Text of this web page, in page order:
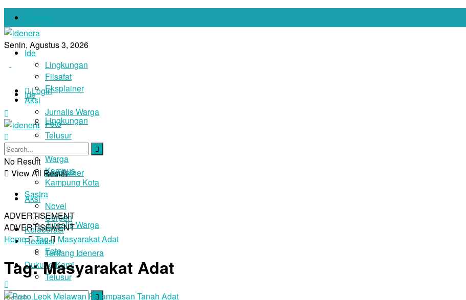
Senin, Agustus 3, 2026
Login
Ide
Lingkungan
Filsafat
Eksplainer
Aksi
Jurnalis Warga
Foto
Telusur
Narasi
Warga
Kampus
Kampung Kota
Sastra
Novel
Cerpen
Kolaborasi
Redaksi
Tentang Idenera
Dukung Kami
Ide
Lingkungan
Filsafat
Eksplainer
Aksi
Jurnalis Warga
Foto
Telusur
No Result
View All Result
ADVERTISEMENT
ADVERTISEMENT
Home
Tag Masyarakat Adat
Tag:Masyarakat Adat